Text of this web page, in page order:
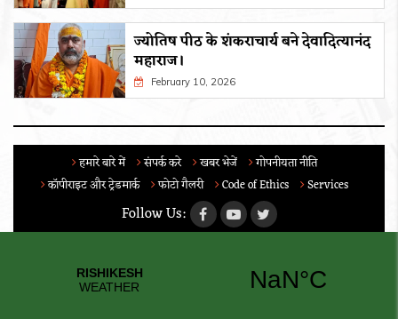
ज्योतिष पीठ के शंकराचार्य बने देवादित्यानंद
महाराज।
February 10, 2026
हमारे बारे में संपर्क करे खबर भेजें
गोपनीयता नीति
कॉपीराइट और ट्रेडमार्क
फोटो गैलरी Code of Ethics Services
Follow Us: